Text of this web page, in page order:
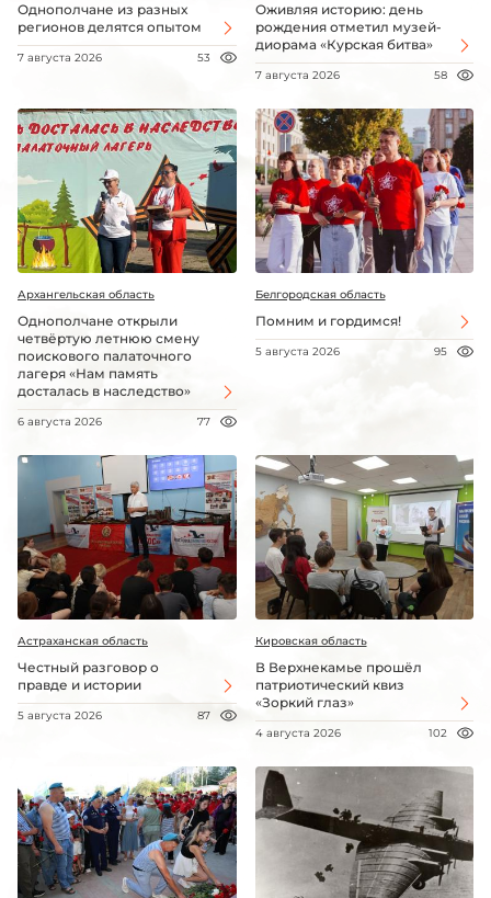
Однополчане из разных
регионов делятся опытом
7 августа 2026 53
Оживляя историю: день
рождения отметил музей-
диорама «Курская битва»
7 августа 2026 58
Архангельская область
Однополчане открыли
четвёртую летнюю смену
поискового палаточного
лагеря «Нам память
досталась в наследство»
6 августа 2026 77
Белгородская область
Помним и гордимся!
5 августа 2026 95
Астраханская область
Честный разговор о
правде и истории
5 августа 2026 87
Кировская область
В Верхнекамье прошёл
патриотический квиз
«Зоркий глаз»
4 августа 2026 102